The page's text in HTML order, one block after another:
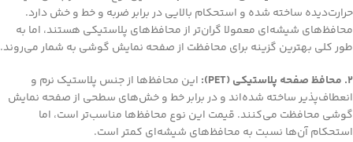
حرارت‌دیده ساخته شده و استحکام بالایی در برابر ضربه و خط و خش دارد.
محافظ‌های شیشه‌ای معمولا گران‌تر از محافظ‌های پلاستیکی هستند، اما به
طور کلی بهترین گزینه برای محافظت از صفحه نمایش گوشی به شمار می‌روند.
2. محافظ صفحه پلاستیکی (PET):
این محافظ‌ها از جنس پلاستیک نرم و
انعطاف‌پذیر ساخته شده‌اند و در برابر خط و خش‌های سطحی از صفحه نمایش
گوشی محافظت می‌کنند. قیمت این نوع محافظ‌ها مناسب‌تر است، اما
استحکام آن‌ها نسبت به محافظ‌های شیشه‌ای کمتر است.